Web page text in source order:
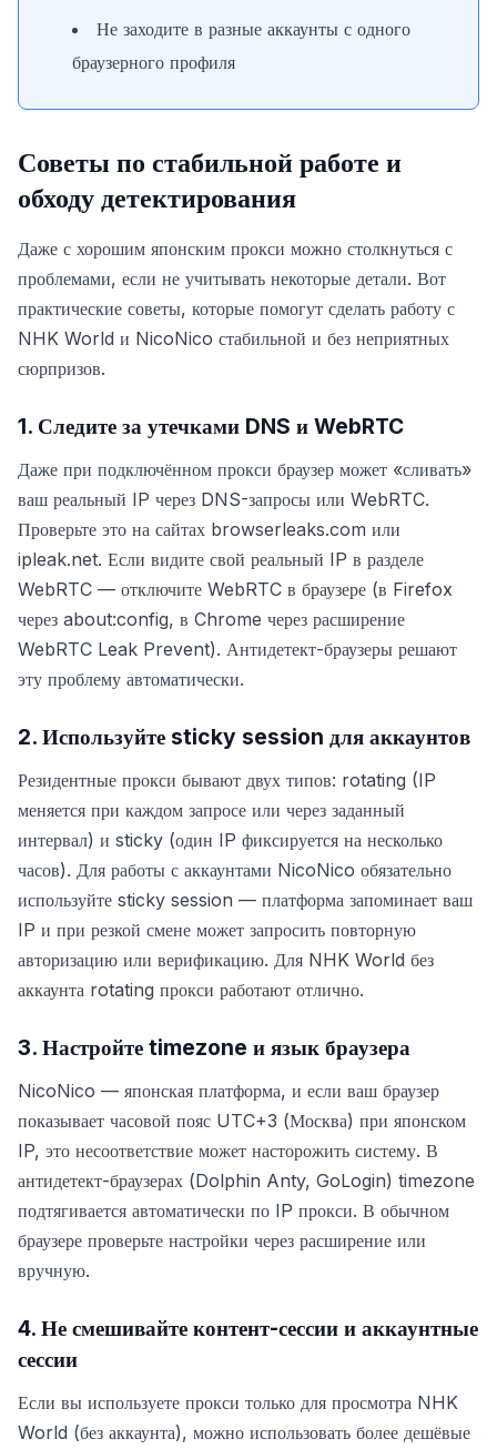
Не заходите в разные аккаунты с одного
браузерного профиля
Советы по стабильной работе и
обходу детектирования
Даже с хорошим японским прокси можно столкнуться с
проблемами, если не учитывать некоторые детали. Вот
практические советы, которые помогут сделать работу с
NHK World и NicoNico стабильной и без неприятных
сюрпризов.
1. Следите за утечками DNS и WebRTC
Даже при подключённом прокси браузер может «сливать»
ваш реальный IP через DNS-запросы или WebRTC.
Проверьте это на сайтах browserleaks.com или
ipleak.net. Если видите свой реальный IP в разделе
WebRTC — отключите WebRTC в браузере (в Firefox
через about:config, в Chrome через расширение
WebRTC Leak Prevent). Антидетект-браузеры решают
эту проблему автоматически.
2. Используйте sticky session для аккаунтов
Резидентные прокси бывают двух типов: rotating (IP
меняется при каждом запросе или через заданный
интервал) и sticky (один IP фиксируется на несколько
часов). Для работы с аккаунтами NicoNico обязательно
используйте sticky session — платформа запоминает ваш
IP и при резкой смене может запросить повторную
авторизацию или верификацию. Для NHK World без
аккаунта rotating прокси работают отлично.
3. Настройте timezone и язык браузера
NicoNico — японская платформа, и если ваш браузер
показывает часовой пояс UTC+3 (Москва) при японском
IP, это несоответствие может насторожить систему. В
антидетект-браузерах (Dolphin Anty, GoLogin) timezone
подтягивается автоматически по IP прокси. В обычном
браузере проверьте настройки через расширение или
вручную.
4. Не смешивайте контент-сессии и аккаунтные
сессии
Если вы используете прокси только для просмотра NHK
World (без аккаунта), можно использовать более дешёвые